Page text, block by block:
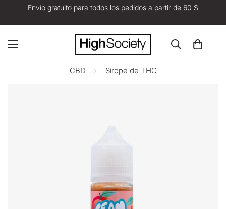
Envío gratuito para todos los pedidos a partir de 60 $
CBD Sirope de THC